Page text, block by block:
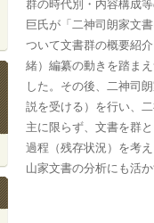
群の時代別・内容構成
巨氏が「二神司朗家文
ついて文書群の概要紹
緒）編纂の動きを踏ま
した。その後、二神司
説を受ける）を行い、
主に限らず、文書を群
過程（残存状況）を考
山家文書の分析にも活